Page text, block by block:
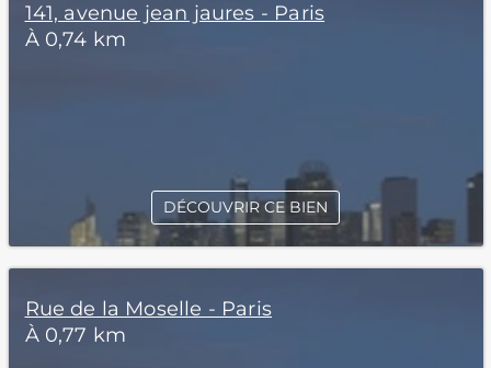
141, avenue jean jaures - Paris
À 0,74 km
DÉCOUVRIR CE BIEN
Rue de la Moselle - Paris
À 0,77 km